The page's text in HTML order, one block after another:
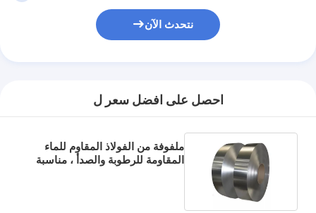
نتحدث الآن
احصل على افضل سعر ل
ملفوفة من الفولاذ المقاوم للماء
المقاومة للرطوبة والصدأ ، مناسبة